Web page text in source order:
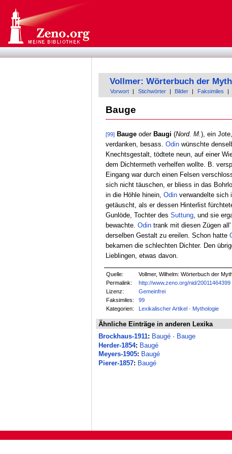
Vollmer: Wörterbuch der
Vorwort Stichwörter Bilder Faksimiles
Bauge
[99] Baugeoder Baugi (Nord. M. ), ein
verdanken, besass. Odinwünschte
Knechtsgestalt, tödtete neun, auf einer
dem Dichtermeth verhelfen wollte. B.
Eingang war durch einen Felsen
sich nicht täuschen, er bliess in das
in die Höhle hinein, Odinverwandelte sich
getäuscht, als er dessen Hinterlist
Gunlöde, Tochter des Suttung, und sie
bewachte. Odintrank mit diesen Zügen all'
derselben Gestalt zu ereilen. Schon hatte
bekamen die schlechten Dichter. Den
Lieblingen, etwas davon.
Quelle:
Vollmer, Wilhelm: Wörterbuch der
Permalink:
http://www.zeno.org/nid/20011464399
Lizenz:
Gemeinfrei
Faksimiles:
99
Kategorien:
Lexikalischer Artikel · Mythologie
Ähnliche Einträge in anderen Lexika
Brockhaus-1911: Baugé · Bauge
Herder-1854: Baugé
Meyers-1905: Baugé
Pierer-1857: Baugé